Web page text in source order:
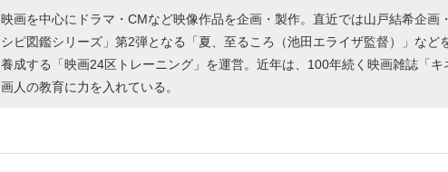
映画を中心にドラマ・CMなど映像作品を企画・製作。直近では山戸結希企
シピ図鑑シリーズ」第2弾となる「夏、至るころ（池田エライザ監督）」な
養成する「映画24区トレーニング」を運営。近年は、100年続く映画雑誌「
画人の教育に力を入れている。